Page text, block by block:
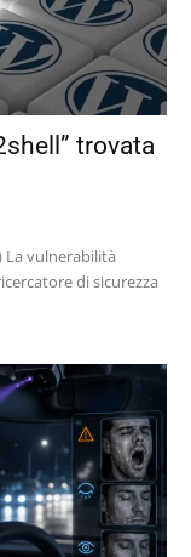
trovata
di sicurezza